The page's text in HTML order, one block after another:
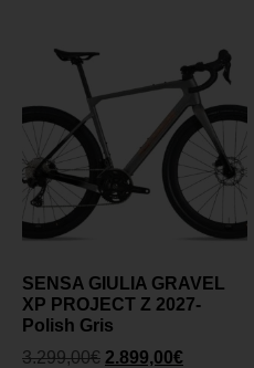
SENSA GIULIA GRAVEL
XP PROJECT Z 2027-
Polish Gris
3.299,00€ 2.899,00€